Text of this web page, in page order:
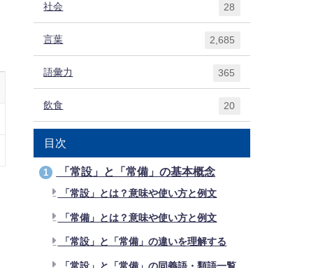
社会 28
言葉 2,685
語彙力 365
飲食 20
目次
1 「常設」と「常備」の基本概念
「常設」とは？意味や使い方と例文
「常備」とは？意味や使い方と例文
「常設」と「常備」の違いを理解する
「常設」と「常備」の同義語・類語一覧